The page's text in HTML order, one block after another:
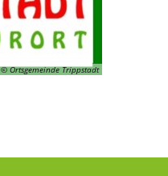
© Ortsgemeinde Trippstadt